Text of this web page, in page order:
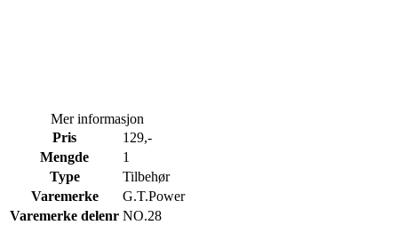
Mer informasjon
Pris
129,-
Mengde
1
Type
Tilbehør
Varemerke
G.T.Power
Varemerke delenr NO.28